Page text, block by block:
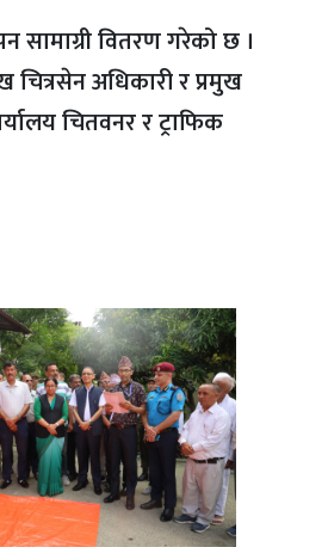
सामाग्री वितरण गरेको छ ।
अधिकारी र प्रमुख
चितवनर र ट्राफिक